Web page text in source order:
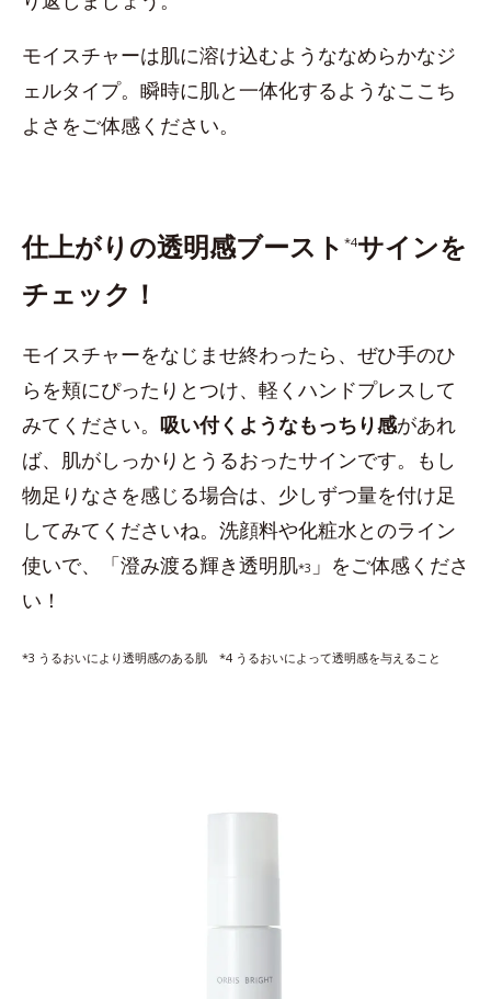
モイスチャーは肌に溶け込むようななめらかなジ
ェルタイプ。瞬時に肌と一体化するようなここち
よさをご体感ください。
仕上がりの透明感ブースト *4サインを
チェック！
モイスチャーをなじませ終わったら、ぜひ手のひ
らを頬にぴったりとつけ、軽くハンドプレスして
みてください。 吸い付くようなもっちり感があれ
ば、肌がしっかりとうるおったサインです。もし
物足りなさを感じる場合は、少しずつ量を付け足
してみてくださいね。洗顔料や化粧水とのライン
使いで、「澄み渡る輝き透明肌*3 」をご体感くださ
い！
*3 うるおいにより透明感のある肌 *4 うるおいによって透明感を与えること